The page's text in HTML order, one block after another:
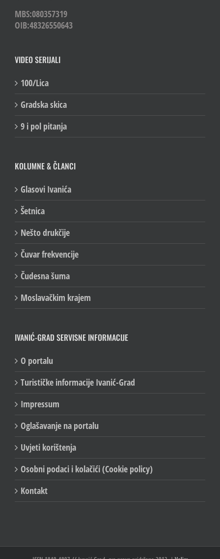
MBS:080357319
OIB:48326550643
VIDEO SERIJALI
100/Lica
Gradska skica
9 i pol pitanja
KOLUMNE & ČLANCI
Glasovi Ivanića
Šetnica
Nešto drukčije
Čuvar frekvencije
Čudesna šuma
Moslavačkim krajem
IVANIĆ-GRAD SERVISNE INFORMACIJE
O portalu
Turističke informacije Ivanić-Grad
Impressum
Oglašavanje na portalu
Uvjeti korištenja
Osobni podaci i kolačići (Cookie policy)
Kontakt